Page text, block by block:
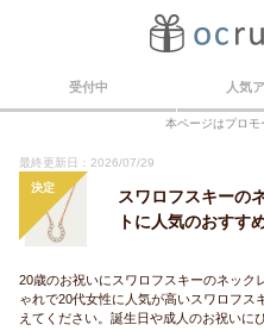
受付中 人気
本ページはプロ
最終更新日：2026/07/29
決定
スワロフスキーの
トに人気のおすす
20歳のお祝いにスワロフスキーのネック
ゃれで20代女性に人気が高いスワロフス
えてください。誕生日や成人のお祝いに